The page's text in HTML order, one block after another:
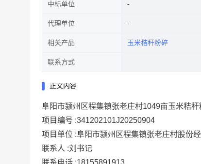
中标单位
代理单位
相关产品 玉米秸秆粉碎
联系方式
正文内容
阜阳市颍州区程集镇张老庄村1049亩玉米秸秆
项目编号 :341202101J20250904
项目单位 :阜阳市颍州区程集镇张老庄村股份
联系人 :刘书记
联系电话 :18155891913